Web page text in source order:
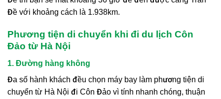
Đề với khoảng cách là 1.938km.
Phương tiện di chuyển khi đi du lịch Côn
Đảo từ Hà Nội
1. Đường hàng không
Đa số hành khách đều chọn máy bay làm phương tiện di
chuyển từ Hà Nội đi Côn Đảo vì tính nhanh chóng, thuận